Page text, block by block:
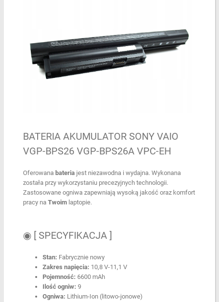
BATERIA AKUMULATOR SONY VAIO
VGP-BPS26 VGP-BPS26A VPC-EH
Oferowana bateriajest niezawodna i wydajna. Wykonana
została przy wykorzystaniu precezyjnych technologii.
Zastosowane ogniwa zapewniają wysoką jakość oraz komfort
pracy na Twoim laptopie.
◉ [ SPECYFIKACJA ]
Stan: Fabrycznie nowy
Zakres napięcia: 10,8 V-11,1 V
Pojemność: 6600 mAh
Ilość ogniw: 9
Ogniwa: Lithium-Ion (litowo-jonowe)